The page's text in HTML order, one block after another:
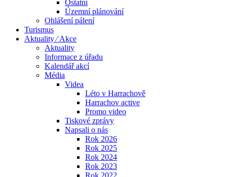
Ostatní
Územní plánování
Ohlášení pálení
Turismus
Aktuality ⁄ Akce
Aktuality
Informace z úřadu
Kalendář akcí
Média
Videa
Léto v Harrachově
Harrachov active
Promo video
Tiskové zprávy
Napsali o nás
Rok 2026
Rok 2025
Rok 2024
Rok 2023
Rok 2022